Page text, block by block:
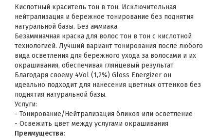
Кислотный краситель тон в тон. Исключительная
нейтрализация и бережное тонирование без поднятия
натуральной базы. Без аммиака
Безаммиачная краска для волос тон в тон с кислотной
технологией. Лучший вариант тонирования после любого
вида осветления для бережного ухода за волосами и их
окрашивания, обеспечивая глянцевый результат
Благодаря своему 4Vol (1,2%) Gloss Energizer он
идеально подходит для нанесения цветных оттенков без
поднятия натуральной базы.
Услуги:
- Тонирование/Нейтрализация бликов или осветление
- Освежить цвет между услугами окрашивания
Преимущества: